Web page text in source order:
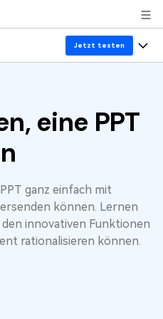
Jetzt testen
iPad
eine PPT
ganz einfach mit
können. Lernen
den innovativen Funktionen
rationalisieren können.